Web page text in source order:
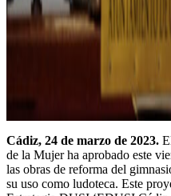
Cádiz, 24 de marzo de 2023.
de la Mujer ha aprobado este
las obras de reforma del
su uso como ludoteca. Este